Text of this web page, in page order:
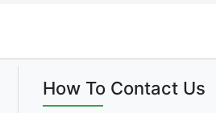
How To Contact Us